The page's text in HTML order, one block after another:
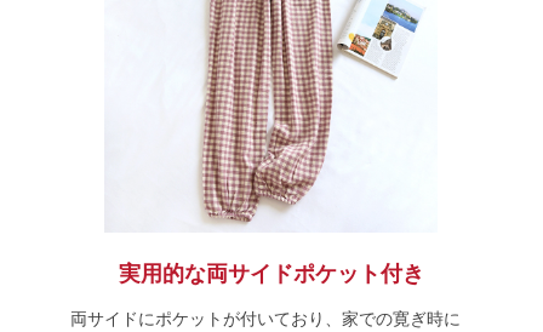
実用的な両サイドポケット付き
両サイドにポケットが付いており、家での寛ぎ時に